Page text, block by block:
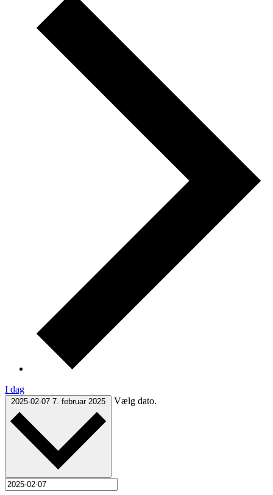
I dag
2025-02-07 7. februar 2025 Vælg dato.